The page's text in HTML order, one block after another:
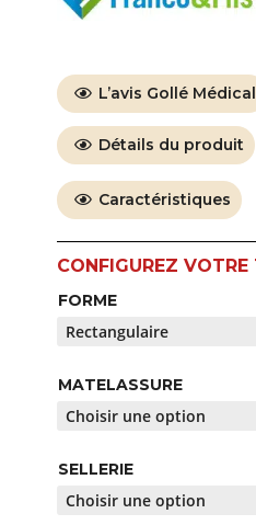
L’avis Gollé Médical
Détails du produit
Caractéristiques
FORME
MATELASSURE
SELLERIE